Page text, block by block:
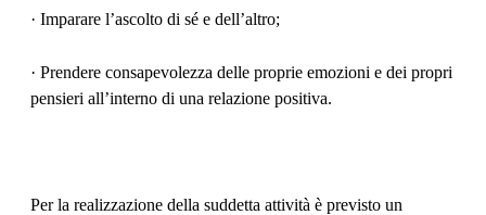
· Imparare l’ascolto di sé e dell’altro;
· Prendere consapevolezza delle proprie emozioni e dei propri
pensieri all’interno di una relazione positiva.
Per la realizzazione della suddetta attività è previsto un